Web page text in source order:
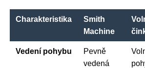
Charakteristika
Smith
Machine
Vedení pohybu
Pevně
vedená